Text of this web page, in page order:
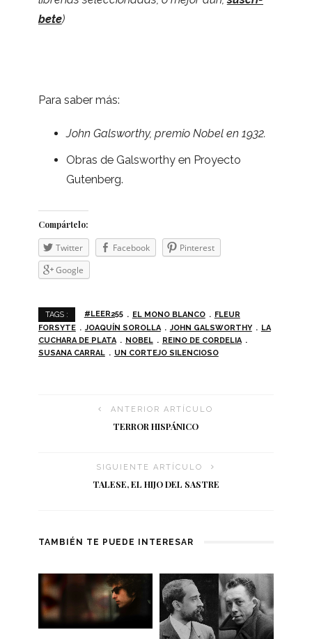
bete)
Para saber más:
John Gals­worthy, pre­mio Nobel en 1932.
Obras de Gals­worthy en Pro­yecto
Guten­berg.
Com­pár­telo:
Twit­ter Face­book
Pin­te­rest
Goo­gle
TAGS : #LEER255 EL MONO BLANCO
FLEUR
FORSYTE
JOAQUÍN SOROLLA JOHN GALSWORTHY
LA
CUCHARA DE PLATA
NOBEL
REINO DE CORDELIA
SUSANA CARRAL
UN CORTEJO SILENCIOSO
ANTERIOR ARTÍCULO
TERROR HISPÁNICO
SIGUIENTE ARTÍCULO
TALESE, EL HIJO DEL SASTRE
TAMBIÉN TE PUEDE INTERESAR